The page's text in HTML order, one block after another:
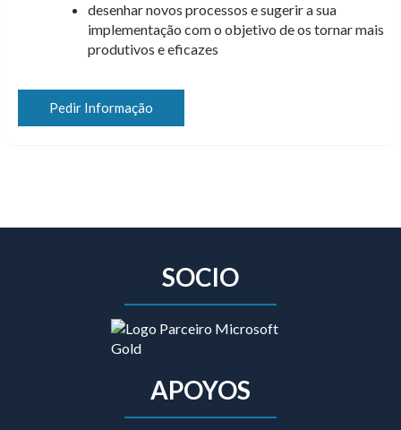
desenhar novos processos e sugerir a sua
implementação com o objetivo de os tornar mais
produtivos e eficazes
Pedir Informação
SOCIO
APOYOS